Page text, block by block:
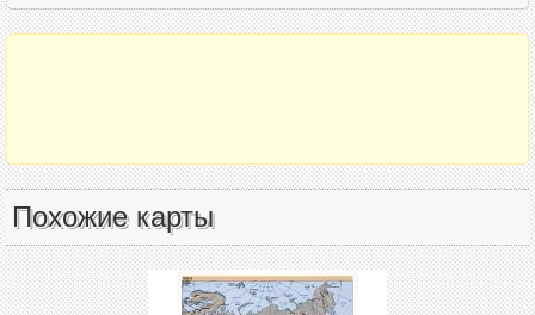
Похожие карты